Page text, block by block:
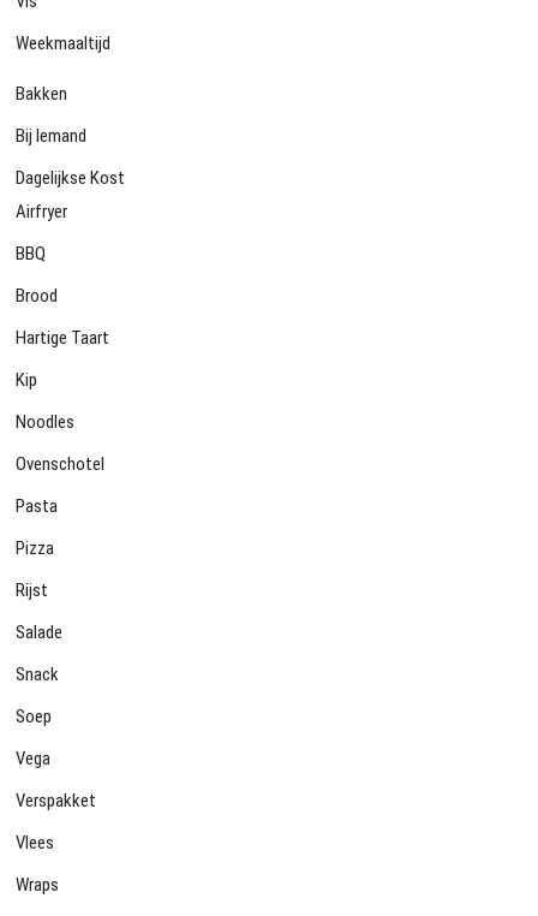
Weekmaaltijd
Bakken
Bij Iemand
Dagelijkse Kost
Airfryer
BBQ
Brood
Hartige Taart
Kip
Noodles
Ovenschotel
Pasta
Pizza
Rijst
Salade
Snack
Soep
Vega
Verspakket
Vlees
Wraps